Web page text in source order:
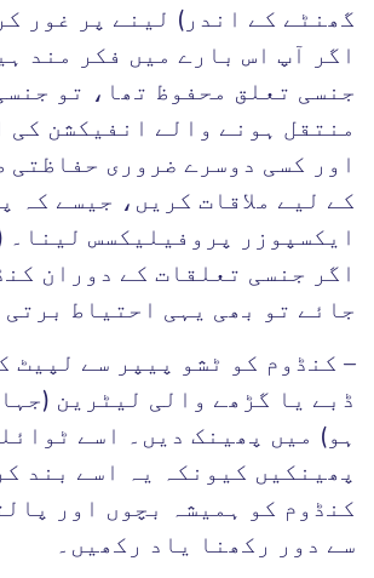
گھنٹے کے اندر) لینے پر غور
اگر آپ اس بارے میں فکر مند
جنسی تعلق محفوظ تھا، تو
منتقل ہونے والے انفیکشن کی
اور کسی دوسرے ضروری حفاظتی
کے لیے ملاقات کریں، جیسے کہ
ایکسپوزر پروفیلیکسس لینا۔
اگر جنسی تعلقات کے دوران
جائے تو بھی یہی احتیاط برتی
– کنڈوم کو ٹشو پیپر سے لپیٹ
ڈبے یا گڑھے والی لیٹرین
ہو) میں پھینک دیں۔ اسے
پھینکیں کیونکہ یہ اسے بند
کنڈوم کو ہمیشہ بچوں اور
سے دور رکھنا یاد رکھیں۔